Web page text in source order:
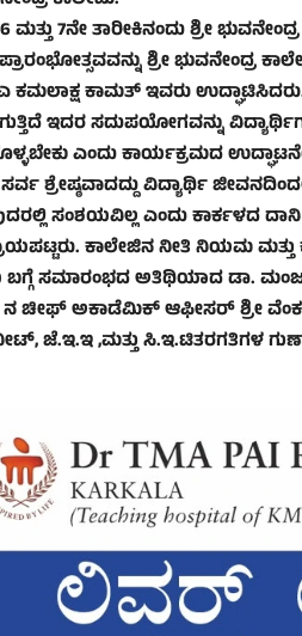
7ನೇ ತಾರೀಕಿನಂದು ಶ್ರೀ
ಶ್ರೀ ಭುವನೇಂದ್ರ
ಕಮಲಾಕ್ಷ ಕಾಮತ್ ಇವರು
ಇದರ ಸದುಪಯೋಗವನ್ನು
ಎಂದು ಕಾರ್ಯಕ್ರಮದ
ಶ್ರೇಷ್ಠವಾದದ್ದು ವಿದ್ಯಾರ್ಥಿ
ಸಂಶಯವಿಲ್ಲ ಎಂದು ಕಾರ್ಕಳದ
ಕಾಲೇಜಿನ ನೀತಿ ನಿಯಮ ಮತ್ತು
ಬಗ್ಗೆ ಸಮಾರಂಭದ ಅತಿಥಿಯಾದ ಡಾ.
ನ ಚೀಫ್ ಅಕಾಡೆಮಿಕ್ ಆಫೀಸರ್ ಶ್ರೀ
ಜೆ.ಇ.ಇ ,ಮತ್ತು ಸಿ.ಇ.ಟಿತರಗತಿಗಳ